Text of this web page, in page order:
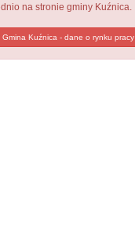
na stronie gminy Kuźnica.
Gmina Kuźnica - dane o rynku pracy